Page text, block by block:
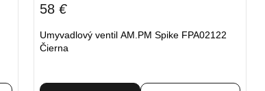
58€
Umyvadlový ventil AM.PM Spike FPA02122
Čierna